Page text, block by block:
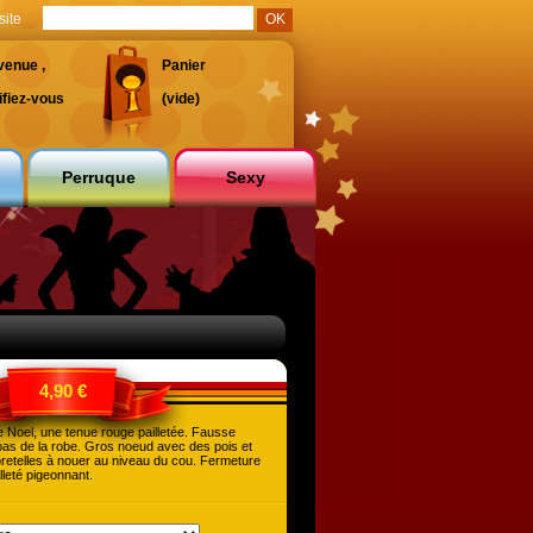
,
vous
Panier
(vide)
Perruque Sexy
4,90 €
Noel, une tenue rouge pailletée. Fausse
de la robe. Gros noeud avec des pois et
à nouer au niveau du cou. Fermeture
pigeonnant.